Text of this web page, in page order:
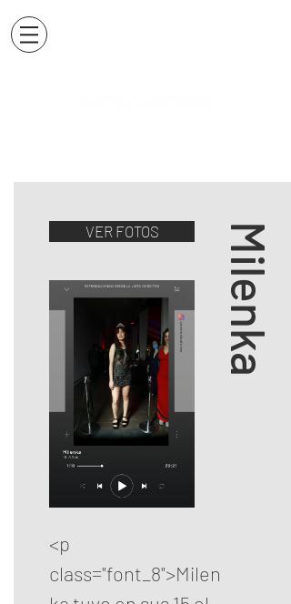
VER FOTOS Milenka
<p
class="font_8">Milen